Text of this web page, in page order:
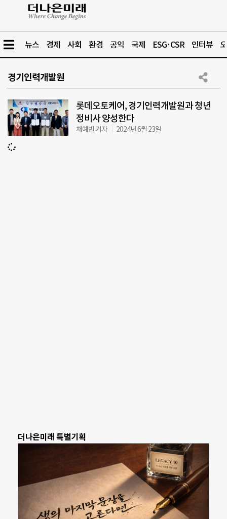
뉴스 경제 사회 환경 공익 국제 ESG·CSR 인터뷰
경기인력개발원
롯데오토케어, 경기인력개발원과 청년
정비사 양성한다
채예빈 기자 2024년 6월 23일
더나은미래 특별기획